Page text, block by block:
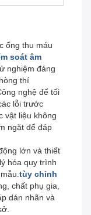
ống thu máu
soát âm
nghiệm đáng
thí
nghệ để tối
lỗi trước
vật liệu không
ngặt để đáp
lớn và thiết
hóa quy trình
tùy chỉnh
chất phụ gia,
dán nhãn và